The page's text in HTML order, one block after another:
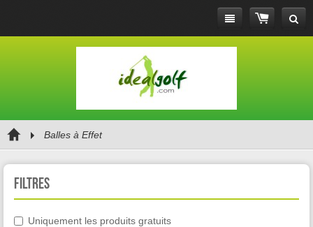
Balles à Effet
Filtres
Uniquement les produits gratuits